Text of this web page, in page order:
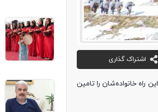
اشتراک گذاری
راه خانواده‌شان را تامین